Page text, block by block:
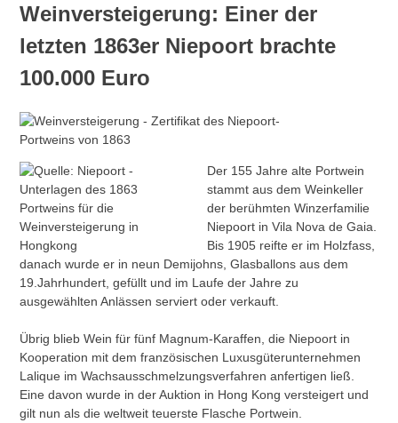
Weinversteigerung: Einer der
letzten 1863er Niepoort brachte
100.000 Euro
Der 155 Jahre alte Portwein
stammt aus dem Weinkeller
der berühmten Winzerfamilie
Niepoort in Vila Nova de Gaia.
Bis 1905 reifte er im Holzfass,
danach wurde er in neun Demijohns, Glasballons aus dem
19.Jahrhundert, gefüllt und im Laufe der Jahre zu
ausgewählten Anlässen serviert oder verkauft.
Übrig blieb Wein für fünf Magnum-Karaffen, die Niepoort in
Kooperation mit dem französischen Luxusgüterunternehmen
Lalique im Wachsausschmelzungsverfahren anfertigen ließ.
Eine davon wurde in der Auktion in Hong Kong versteigert und
gilt nun als die weltweit teuerste Flasche Portwein.